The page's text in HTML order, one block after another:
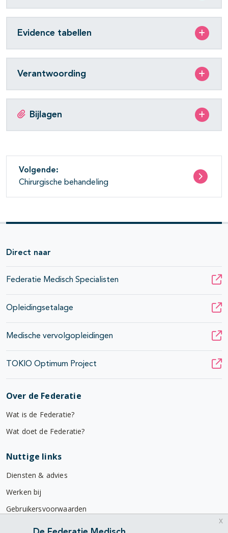
Evidence tabellen
Verantwoording
Bijlagen
Volgende:
Chirurgische behandeling
Direct naar
Federatie Medisch Specialisten
Opleidingsetalage
Medische vervolgopleidingen
TOKIO Optimum Project
Over de Federatie
Wat is de Federatie?
Wat doet de Federatie?
Nuttige links
Diensten & advies
Werken bij
Gebruikersvoorwaarden
Privacyverklaring
x